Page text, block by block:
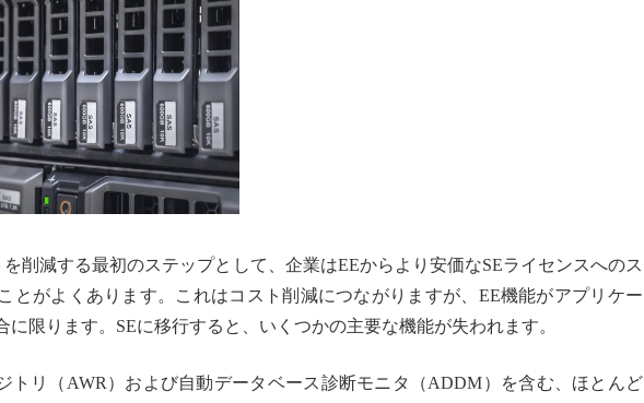
削減する最初のステップとして、企業はEEからより安価なSEライセンスへのス
とがよくあります。これはコスト削減につながりますが、EE機能がアプリケー
に限ります。SEに移行すると、いくつかの主要な機能が失われます。
トリ（AWR）および自動データベース診断モニタ（ADDM）を含む、ほとんど